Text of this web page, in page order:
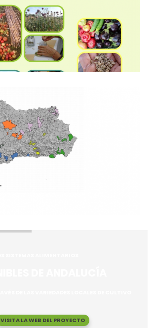
VISITA LA WEB DEL PROYECTO